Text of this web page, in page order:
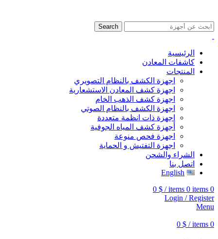
Search
الرئيسية
كاشفات المعادن
المنتجات
اجهزة الكشف بالنظام التصويري
اجهزة كشف المعادن الاستشعارية
اجهزة كشف الذهب الخام
اجهزة الكشف بالنظام الصوتي
اجهزة ذات انظمة متعددة
أجهزة كشف المياه الجوفية
اجهزة فحص منوعة
اجهزة التفتيش و الحماية
الشراء والشحن
اتصل بنا
English
0
items 0 items
/
0 $
Login / Register
Menu
0
items
/
0 $